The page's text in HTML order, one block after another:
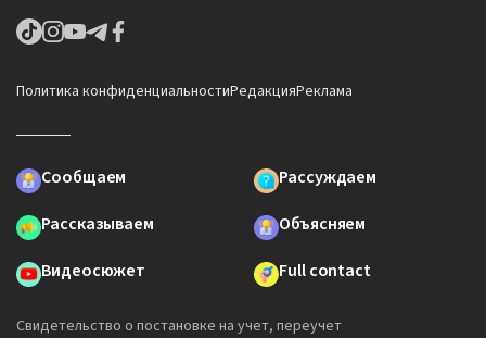
Политика конфиденциальностиРедакцияРеклама
Сообщаем
Рассуждаем
Рассказываем
Объясняем
Видеосюжет
Full contact
Свидетельство о постановке на учет, переучет